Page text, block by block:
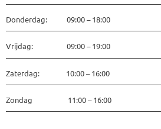
Donderdag: 09:00 – 18:00
Vrijdag: 09:00 – 19:00
Zaterdag: 10:00 – 16:00
Zondag 11:00 – 16:00